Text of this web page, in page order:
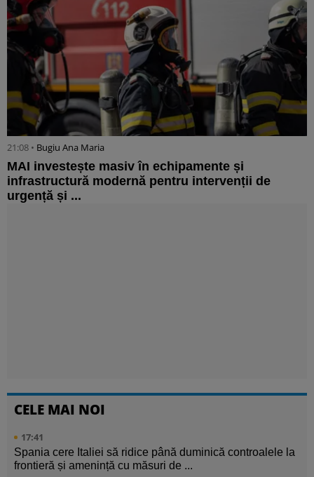
21:08 • Bugiu ⁠Ana Maria
MAI investește masiv în echipamente și
infrastructură modernă pentru intervenții de
urgență și ...
CELE MAI NOI
17:41
Spania cere Italiei să ridice până duminică controalele la
frontieră și amenință cu măsuri de ...